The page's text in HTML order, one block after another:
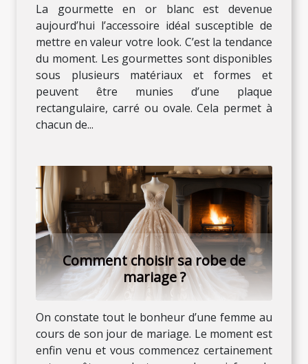
La gourmette en or blanc est devenue
aujourd’hui l’accessoire idéal susceptible de
mettre en valeur votre look. C’est la tendance
du moment. Les gourmettes sont disponibles
sous plusieurs matériaux et formes et
peuvent être munies d’une plaque
rectangulaire, carré ou ovale. Cela permet à
chacun de...
Comment choisir sa robe de
mariage ?
On constate tout le bonheur d’une femme au
cours de son jour de mariage. Le moment est
enfin venu et vous commencez certainement